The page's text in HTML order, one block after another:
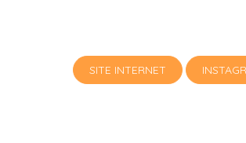
SITE INTERNET